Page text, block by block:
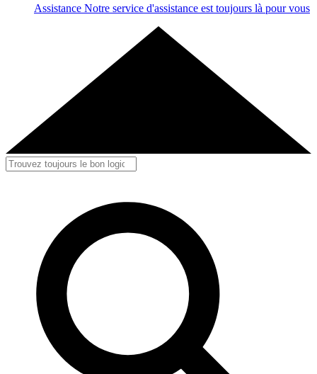
Assistance Notre service d'assistance est toujours là pour vous